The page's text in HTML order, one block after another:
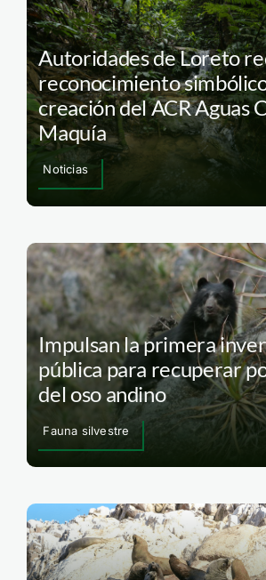
Autoridades de Loreto
reconocimiento
creación del ACR Aguas
Maquía
Noticias
Impulsan la primera
pública para recuperar
del oso andino
Fauna silvestre